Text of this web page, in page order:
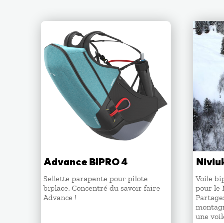
Advance BIPRO 4
Sellette parapente pour pilote
biplace. Concentré du savoir faire
Advance !
Voile
pour le
une